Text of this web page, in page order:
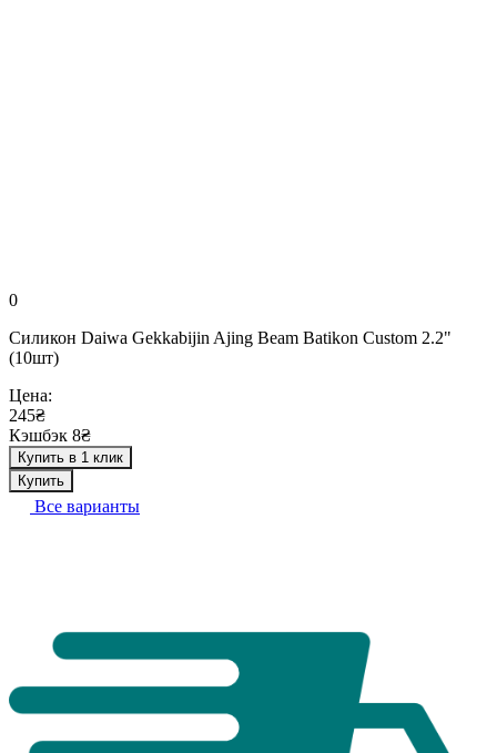
0
Силикон Daiwa Gekkabijin Ajing Beam Batikon Custom 2.2"
(10шт)
Цена:
245₴
Кэшбэк 8₴
Купить в 1 клик
Купить
Все варианты